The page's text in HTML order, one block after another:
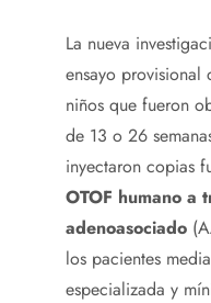
La nueva
ensayo
niños que fueron
de 13 o 26
inyectaron copias
OTOF humano a
adenoasociado
los pacientes
especializada y